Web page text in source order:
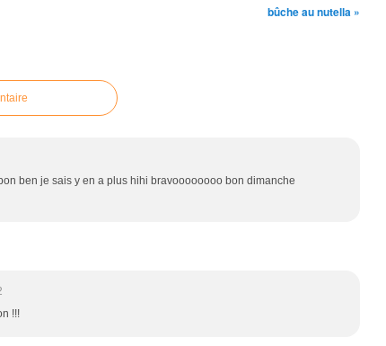
bûche au nutella »
ben je sais y en a plus hihi bravoooooooo bon dimanche
!!!